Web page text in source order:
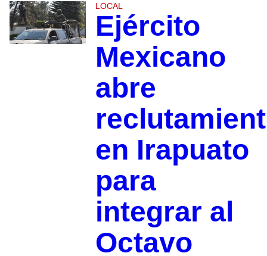
LOCAL
Ejército
Mexicano
abre
en Irapuato
para
integrar al
Octavo